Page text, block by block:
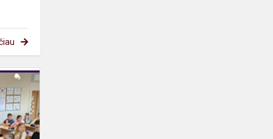
Netradicinio
ugdymo
"Jūros
plastika"